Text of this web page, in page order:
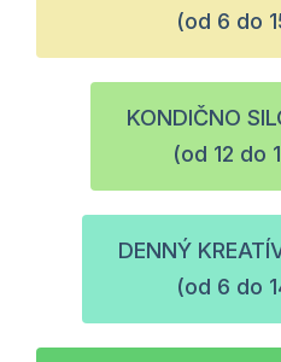
(od 6 do
KONDIČNO
(od 12 do
DENNÝ
(od 6 do